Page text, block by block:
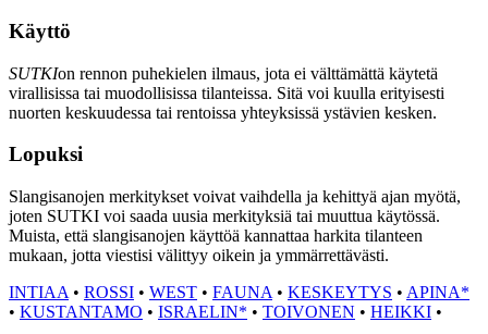
Käyttö
SUTKIon rennon puhekielen ilmaus, jota ei välttämättä käytetä
virallisissa tai muodollisissa tilanteissa. Sitä voi kuulla erityisesti
nuorten keskuudessa tai rentoissa yhteyksissä ystävien kesken.
Lopuksi
Slangisanojen merkitykset voivat vaihdella ja kehittyä ajan myötä,
joten SUTKI voi saada uusia merkityksiä tai muuttua käytössä.
Muista, että slangisanojen käyttöä kannattaa harkita tilanteen
mukaan, jotta viestisi välittyy oikein ja ymmärrettävästi.
INTIAA • ROSSI • WEST • FAUNA • KESKEYTYS • APINA*
• KUSTANTAMO • ISRAELIN* • TOIVONEN • HEIKKI •